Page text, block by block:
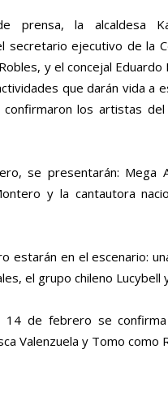
prensa, la alcaldesa
secretario ejecutivo de la
y el concejal Eduardo
que darán vida a
los artistas del
se presentarán: Mega
y la cantautora
estarán en el escenario:
el grupo chileno Lucybell
14 de febrero se
Valenzuela y Tomo como